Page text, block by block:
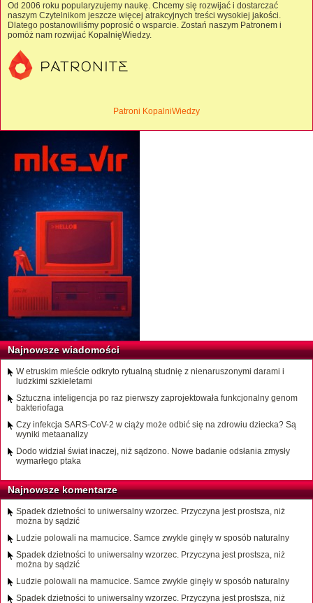
Od 2006 roku popularyzujemy naukę. Chcemy się rozwijać i dostarczać
naszym Czytelnikom jeszcze więcej atrakcyjnych treści wysokiej jakości.
Dlatego postanowiliśmy poprosić o wsparcie. Zostań naszym Patronem i
pomóż nam rozwijać KopalnięWiedzy.
Patroni KopalniWiedzy
Najnowsze wiadomości
W etruskim mieście odkryto rytualną studnię z nienaruszonymi darami i
ludzkimi szkieletami
Sztuczna inteligencja po raz pierwszy zaprojektowała funkcjonalny genom
bakteriofaga
Czy infekcja SARS-CoV-2 w ciąży może odbić się na zdrowiu dziecka? Są
wyniki metaanalizy
Dodo widział świat inaczej, niż sądzono. Nowe badanie odsłania zmysły
wymarłego ptaka
Najnowsze komentarze
Spadek dzietności to uniwersalny wzorzec. Przyczyna jest prostsza, niż
można by sądzić
Ludzie polowali na mamucice. Samce zwykle ginęły w sposób naturalny
Spadek dzietności to uniwersalny wzorzec. Przyczyna jest prostsza, niż
można by sądzić
Ludzie polowali na mamucice. Samce zwykle ginęły w sposób naturalny
Spadek dzietności to uniwersalny wzorzec. Przyczyna jest prostsza, niż